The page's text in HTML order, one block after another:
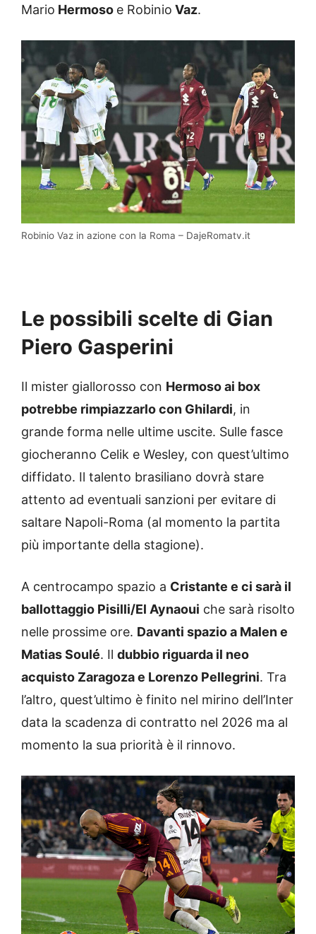
Mario Hermoso e Robinio Vaz.
Robinio Vaz in azione con la Roma – DajeRomatv.it
Le possibili scelte di Gian
Piero Gasperini
Il mister giallorosso con Hermoso ai box
potrebbe rimpiazzarlo con Ghilardi, in
grande forma nelle ultime uscite. Sulle fasce
giocheranno Celik e Wesley, con quest’ultimo
diffidato. Il talento brasiliano dovrà stare
attento ad eventuali sanzioni per evitare di
saltare Napoli-Roma (al momento la partita
più importante della stagione).
A centrocampo spazio a Cristante e ci sarà il
ballottaggio Pisilli/El Aynaoui che sarà risolto
nelle prossime ore. Davanti spazio a Malen e
Matias Soulé. Il dubbio riguarda il neo
acquisto Zaragoza e Lorenzo Pellegrini. Tra
l’altro, quest’ultimo è finito nel mirino dell’Inter
data la scadenza di contratto nel 2026 ma al
momento la sua priorità è il rinnovo.